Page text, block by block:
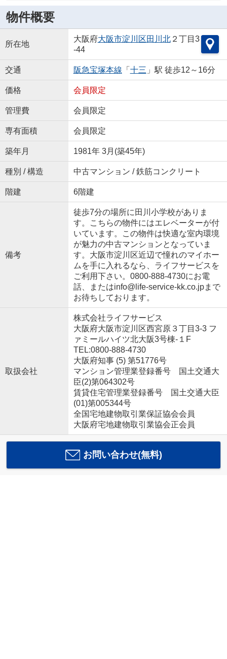
物件概要
所在地
大阪府大阪市淀川区田川北２丁目3
-44
交通 阪急宝塚本線 「 十三 」駅 徒歩12～16分
価格 会員限定
管理費 会員限定
専有面積 会員限定
築年月 1981年 3月(築45年)
種別 / 構造 中古マンション / 鉄筋コンクリート
階建 6階建
備考
徒歩7分の場所に田川小学校がありま
す。こちらの物件にはエレベーターが付
いています。この物件は快適な室内環境
が魅力の中古マンションとなっていま
す。大阪市淀川区近辺で憧れのマイホー
ムを手に入れるなら、ライフサービスを
ご利用下さい。0800-888-4730にお電
話、またはinfo@life-service-kk.co.jpまで
お待ちしております。
取扱会社
株式会社ライフサービス
大阪府大阪市淀川区西宮原３丁目3-3 フ
ァミールハイツ北大阪3号棟-１F
TEL:0800-888-4730
大阪府知事 (5) 第51776号
マンション管理業登録番号 国土交通大
臣(2)第064302号
賃貸住宅管理業登録番号 国土交通大臣
(01)第005344号
全国宅地建物取引業保証協会会員
大阪府宅地建物取引業協会正会員
お問い合わせ(無料)